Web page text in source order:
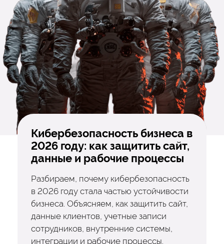
Кибербезопасность бизнеса в
2026 году: как защитить сайт,
данные и рабочие процессы
Разбираем, почему кибербезопасность
в 2026 году стала частью устойчивости
бизнеса. Объясняем, как защитить сайт,
данные клиентов, учетные записи
сотрудников, внутренние системы,
интеграции и рабочие процессы.